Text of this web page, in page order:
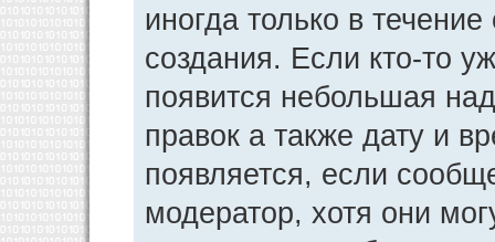
иногда только в
создания. Если кто-то
появится небольшая
правок а также дату и
появляется, если
модератор, хотя они